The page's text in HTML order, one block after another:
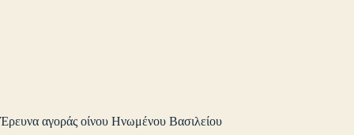
Έρευνα αγοράς οίνου Ηνωμένου Βασιλείου